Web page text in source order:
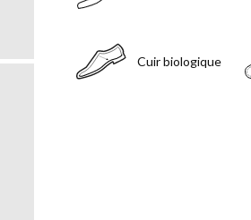
Cuir biologique